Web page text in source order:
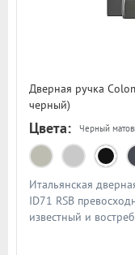
Дверная ручка
черный)
Цвета: Черный
Итальянская
ID71 RSB
известный и